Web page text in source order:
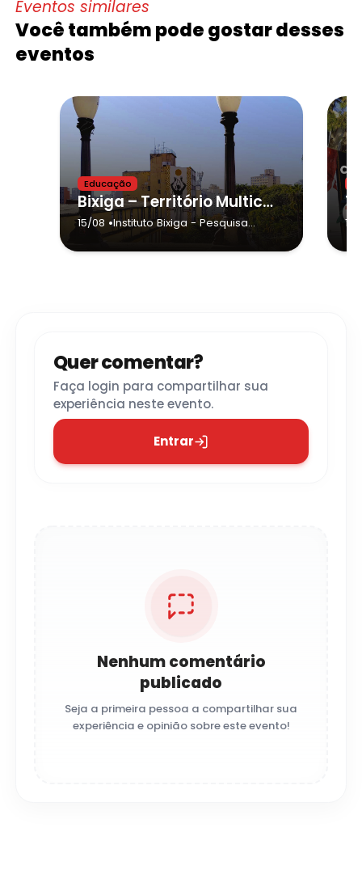
Eventos similares
Você também pode gostar desses
eventos
Educação
Bixiga – Território Multicultural em São Paulo (Jornada do Patrimônio 2026)
15/08 •Instituto Bixiga - Pesquisa
Formação Cultura Popular
São Paulo
Quer comentar?
Faça login para compartilhar sua
experiência neste evento.
Entrar
Nenhum comentário
publicado
Seja a primeira pessoa a compartilhar sua
experiência e opinião sobre este evento!